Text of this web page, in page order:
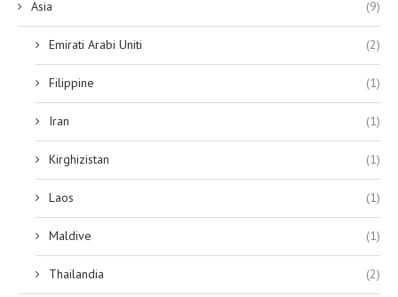
Asia (9)
Emirati Arabi Uniti (2)
Filippine (1)
Iran (1)
Kirghizistan (1)
Laos (1)
Maldive (1)
Thailandia (2)